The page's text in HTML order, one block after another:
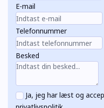
E-mail
Telefonnummer
Besked
Ja, jeg har læst og